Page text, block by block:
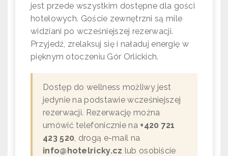
jest przede wszystkim dostępne dla gości
hotelowych. Goście zewnętrzni są mile
widziani po wcześniejszej rezerwacji.
Przyjedź, zrelaksuj się i naładuj energię w
pięknym otoczeniu Gór Orlickich.
Dostęp do wellness możliwy jest
jedynie na podstawie wcześniejszej
rezerwacji. Rezerwację można
umówić telefonicznie na +420 721
423 520, drogą e-mail na
info@hotelricky.cz lub osobiście